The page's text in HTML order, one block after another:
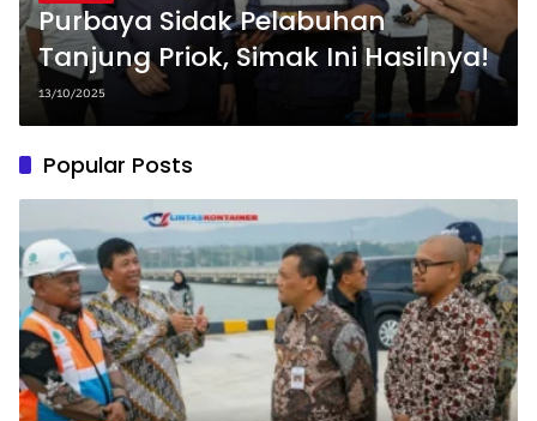
Purbaya Sidak Pelabuhan
Tanjung Priok, Simak Ini Hasilnya!
13/10/2025
Popular Posts